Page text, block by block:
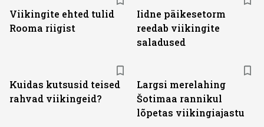
Viikingite ehted tulid
Rooma riigist
Iidne päikesetorm
reedab viikingite
saladused
Kuidas kutsusid teised
rahvad viikingeid?
Largsi merelahing
Šotimaa rannikul
lõpetas viikingiajastu